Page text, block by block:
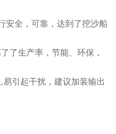
安全，可靠，达到了挖沙船
了生产率，节能、环保，
引起干扰，建议加装输出